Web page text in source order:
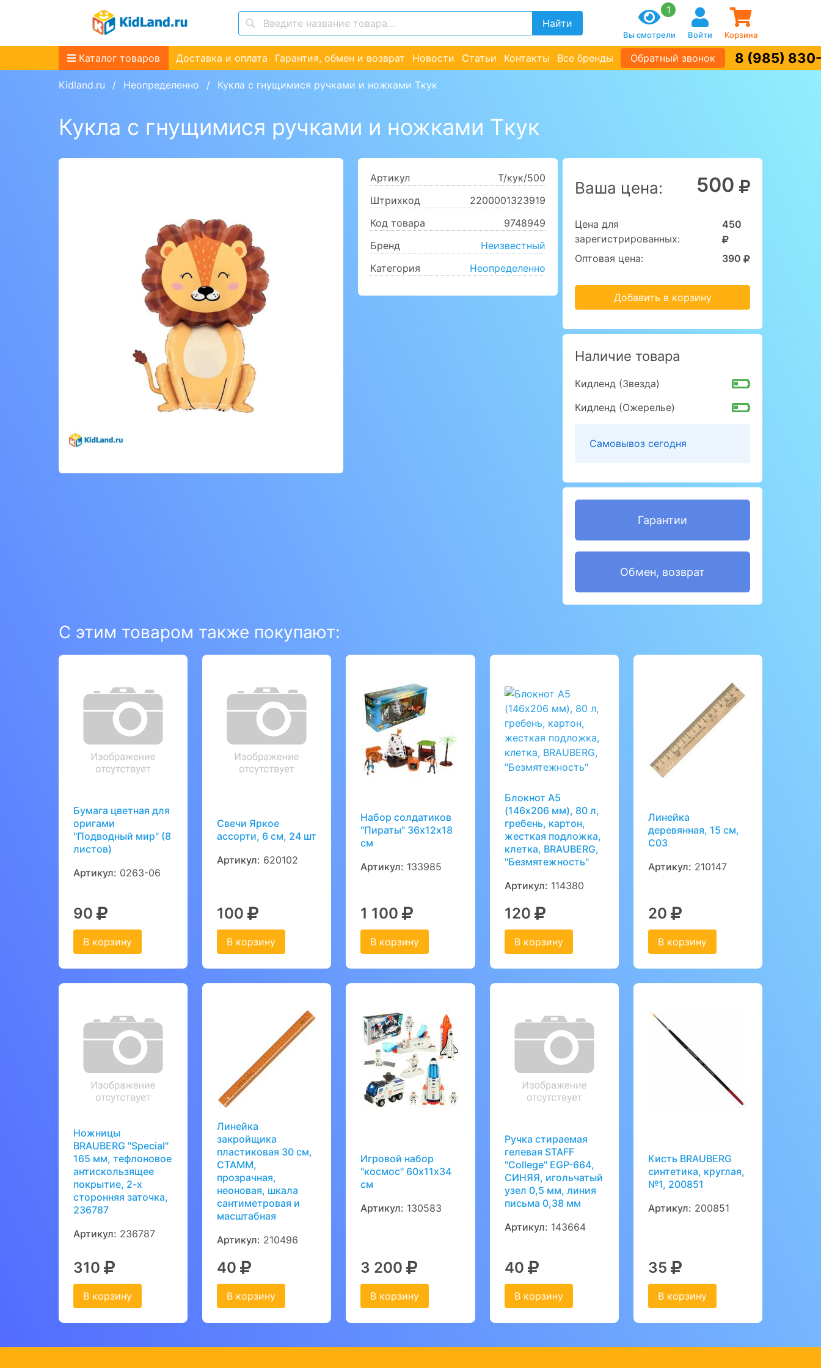
Найти
1
Вы смотрели Войти Корзина
Каталог товаров Доставка и оплата Гарантия, обмен и возврат Новости Статьи Контакты Все бренды Обратный звонок 8 (985)
Kidland.ru Неопределенно Кукла с гнущимися ручками и ножками Tкук
Кукла с гнущимися ручками и ножками Tкук
Артикул
T/кук/500
Штрихкод
2200001323919
Код товара
9748949
Бренд
Неизвестный
Категория
Неопределенно
Ваша цена: 500
Цена для
зарегистрированных:
450
Оптовая цена: 390
Добавить в корзину
Наличие товара
Кидленд (Звезда)
Кидленд (Ожерелье)
Самовывоз сегодня
Гарантии
Обмен, возврат
С этим товаром также покупают:
Бумага цветная для
оригами
"Подводный мир" (8
листов)
Артикул: 0263-06
90
В корзину
Свечи Яркое
ассорти, 6 см, 24 шт
Артикул: 620102
100
В корзину
Набор солдатиков
"Пираты" 36х12х18
см
Артикул: 133985
1 100
В корзину
Блокнот А5
(146х206 мм), 80 л,
гребень, картон,
жесткая подложка,
клетка, BRAUBERG,
"Безмятежность"
Артикул: 114380
120
В корзину
Линейка
деревянная, 15 см,
С03
Артикул: 210147
20
В корзину
Ножницы
BRAUBERG "Special"
165 мм, тефлоновое
антискользящее
покрытие, 2-х
сторонняя заточка,
236787
Артикул: 236787
310
В корзину
Линейка
закройщика
пластиковая 30 см,
СТАММ,
прозрачная,
неоновая, шкала
сантиметровая и
масштабная
Артикул: 210496
40
В корзину
Игровой набор
"космос" 60х11х34
см
Артикул: 130583
3 200
В корзину
Ручка стираемая
гелевая STAFF
"College" EGP-664,
СИНЯЯ, игольчатый
узел 0,5 мм, линия
письма 0,38 мм
Артикул: 143664
40
В корзину
Кисть BRAUBERG
синтетика, круглая,
№1, 200851
Артикул: 200851
35
В корзину